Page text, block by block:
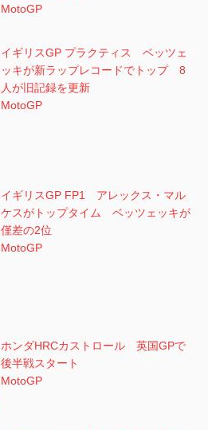
MotoGP
イギリスGP プラクティス ベッツェ
ッキが新ラップレコードでトップ 8
人が旧記録を更新
MotoGP
イギリスGP FP1 アレックス・マル
ケスがトップタイム ベッツェッキが
僅差の2位
MotoGP
ホンダHRCカストロール 英国GPで
後半戦スタート
MotoGP